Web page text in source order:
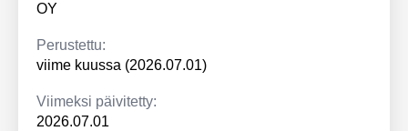
OY
Perustettu:
viime kuussa (2026.07.01)
Viimeksi päivitetty:
2026.07.01